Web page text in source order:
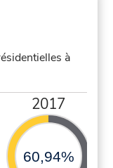
à
2017
60,94%